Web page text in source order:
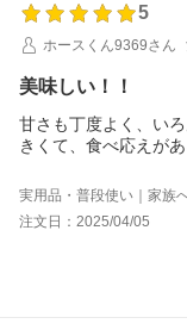
5
ホースくん9369さん
美味しい！！
甘さも丁度よく、い
きくて、食べ応えが
実用品・普段使い｜家族
注文日：2025/04/05